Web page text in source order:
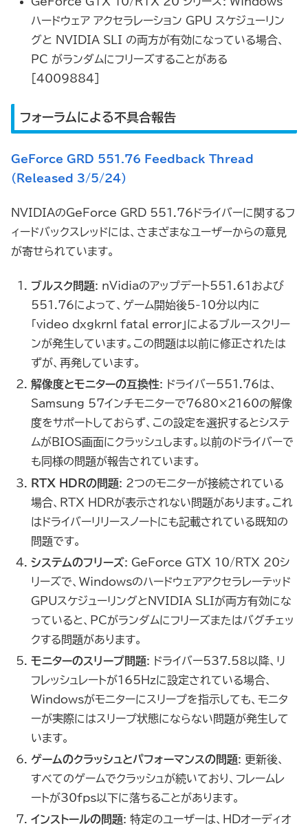
ハードウェア アクセラレーション GPU スケジューリン
グと NVIDIA SLI の両方が有効になっている場合、
PC がランダムにフリーズすることがある
[4009884]
フォーラムによる不具合報告
GeForce GRD 551.76 Feedback Thread
(Released 3/5/24)
NVIDIAのGeForce GRD 551.76ドライバーに関するフ
ィードバックスレッドには、さまざまなユーザーからの意見
が寄せられています。
ブルスク問題: nVidiaのアップデート551.61および
551.76によって、ゲーム開始後5-10分以内に
「video dxgkrnl fatal error」によるブルースクリー
ンが発生しています。この問題は以前に修正されたは
ずが、再発しています。
解像度とモニターの互換性: ドライバー551.76は、
Samsung 57インチモニターで7680×2160の解像
度をサポートしておらず、この設定を選択するとシステ
ムがBIOS画面にクラッシュします。以前のドライバーで
も同様の問題が報告されています。
RTX HDRの問題: 2つのモニターが接続されている
場合、RTX HDRが表示されない問題があります。これ
はドライバーリリースノートにも記載されている既知の
問題です。
システムのフリーズ: GeForce GTX 10/RTX 20シ
リーズで、Windowsのハードウェアアクセラレーテッド
GPUスケジューリングとNVIDIA SLIが両方有効にな
っていると、PCがランダムにフリーズまたはバグチェッ
クする問題があります。
モニターのスリープ問題: ドライバー537.58以降、リ
フレッシュレートが165Hzに設定されている場合、
Windowsがモニターにスリープを指示しても、モニタ
ーが実際にはスリープ状態にならない問題が発生して
います。
ゲームのクラッシュとパフォーマンスの問題: 更新後、
すべてのゲームでクラッシュが続いており、フレームレ
ートが30fps以下に落ちることがあります。
インストールの問題: 特定のユーザーは、HDオーディオ